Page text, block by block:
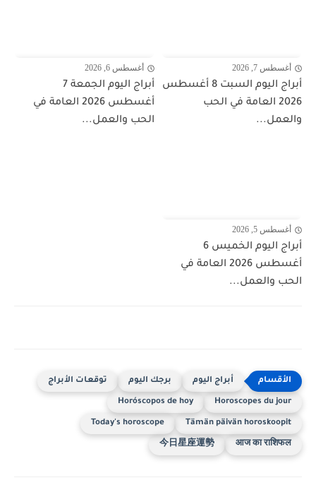
أغسطس 7, 2026
أبراج اليوم السبت 8 أغسطس
2026 العامة في الحب
والعمل...
أغسطس 6, 2026
أبراج اليوم الجمعة 7
أغسطس 2026 العامة في
الحب والعمل...
أغسطس 5, 2026
أبراج اليوم الخميس 6
أغسطس 2026 العامة في
الحب والعمل...
أبراج اليوم برجك اليوم توقعات الأبراج
Horoscopes du jour
Horóscopos de hoy
Tämän päivän horoskoopit
Today's horoscope
आज का राशिफल
今日星座運勢